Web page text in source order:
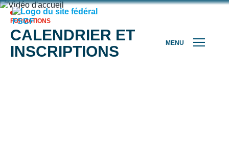
MENU
FORMATIONS
CALENDRIER ET
INSCRIPTIONS